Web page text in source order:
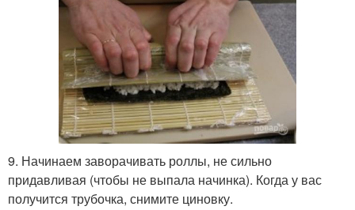
9. Начинаем заворачивать роллы, не сильно
придавливая (чтобы не выпала начинка). Когда у вас
получится трубочка, снимите циновку.